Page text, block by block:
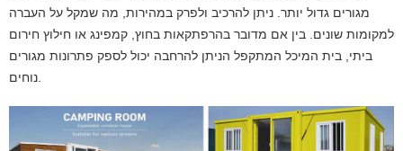
מגורים גדול יותר. ניתן להרכיב ולפרק במהירות, מה שמקל על העברה
למקומות שונים. בין אם מדובר בהרפתקאות בחוץ, קמפינג או חילוץ חירום
ביתי, בית המיכל המתקפל הניתן להרחבה יכול לספק פתרונות מגורים
נוחים.